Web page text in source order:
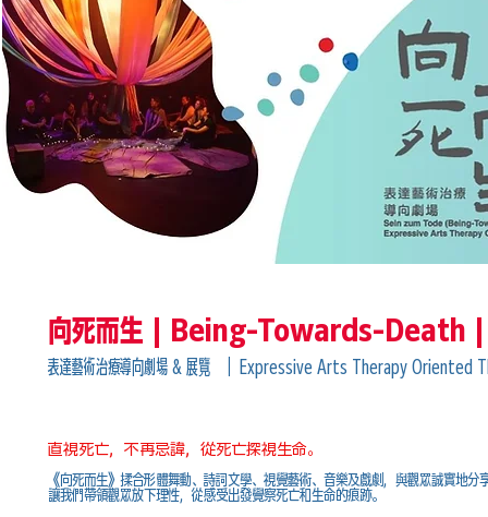
Grow
向死而生 | Being-Towards-Death |
表達藝術治療導向劇場 & 展覽 ｜ Expressive Arts Therapy Oriented
直視死亡，不再忌諱，從死亡探視生命。
《向死而生》揉合形體舞動、詩詞文學、視覺藝術、音樂及戲劇，與觀眾誠實地分
讓我們帶領觀眾放下理性，從感受出發覺察死亡和生命的痕跡。